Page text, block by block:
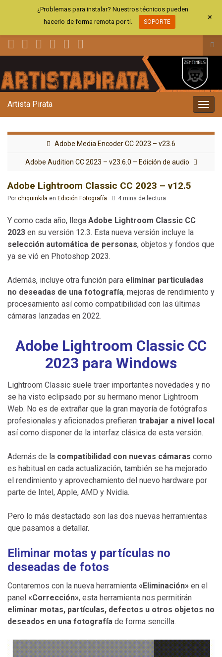
el
la
Artista Pirata
Adobe Media Encoder CC 2023 – v23.6
Adobe Audition CC 2023 – v23.6.0 – Edición de audio
Adobe Lightroom Classic CC 2023 – v12.5
Por chiquinkila en Edición Fotografía 4 mins de lectura
Y como cada año, llega Adobe Lightroom Classic CC
2023 en su versión 12.3. Esta nueva versión incluye la
selección automática de personas, objetos y fondos que
ya se vió en Photoshop 2023.
Además, incluye otra función para eliminar particuladas
no deseadas de una fotografía, mejoras de rendimiento y
procesamiento así como compatibilidad con las últimas
cámaras lanzadas en 2022.
Adobe Lightroom Classic CC
2023 para Windows
Lightroom Classic suele traer importantes novedades y no
se ha visto eclipsado por su hermano menor Lightroom
Web. No es de extrañar que la gran mayoría de fotógrafos
profesionales y aficionados prefieran trabajar a nivel local
así como disponer de la interfaz clásica de esta versión.
Además de la compatibilidad con nuevas cámaras como
es habitual en cada actualización, también se ha mejorado
el rendimiento y aprovechamiento del nuevo hardware por
parte de Intel, Apple, AMD y Nvidia.
Pero lo más destactado son las dos nuevas herramientas
que pasamos a detallar.
Eliminar motas y partículas no
deseadas de fotos
Contaremos con la nueva herramienta «Eliminación» en el
panel «Corrección», esta herramienta nos permitirán
eliminar motas, partículas, defectos u otros objetos no
deseados en una fotografía de forma sencilla.
¿Problemas para instalar? Nuestros técnicos pueden
hacerlo de forma remota por ti.
SOPORTE +